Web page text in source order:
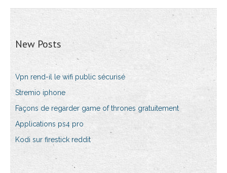
New Posts
Vpn rend-il le wifi public sécurisé
Stremio iphone
Façons de regarder game of thrones gratuitement
Applications ps4 pro
Kodi sur firestick reddit